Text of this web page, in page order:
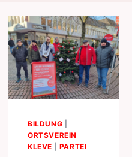
BILDUNG
ORTSVEREIN
KLEVE
PARTEI